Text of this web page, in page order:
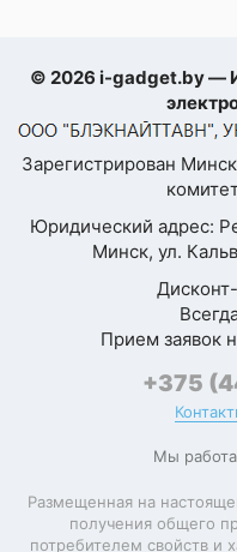
Отличия от
качество
высоте.
довольна,
пожалела
Елена Козлова
Долго
телефон
ребёнка,
качество
рассказал
© 2026 i-gadget.by —
Зарегистрирован
Юридический адрес:
Минск, ул.
Прием заявок
+375
Мы
Размещенная на
получения общего
потребителем свойств и